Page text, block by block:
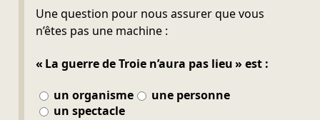
Une question pour nous assurer que vous
n’êtes pas une machine :
« La guerre de Troie n’aura pas lieu » est :
un organisme
une personne
un spectacle
Ne pas remplir